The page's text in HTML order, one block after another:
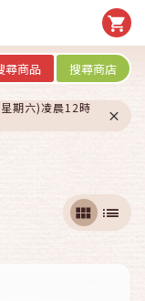
尋商品 搜尋商店
期六)凌晨12時